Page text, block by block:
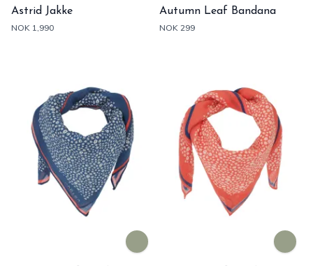
Astrid Jakke
NOK 1,990
Autumn Leaf Bandana
NOK 299